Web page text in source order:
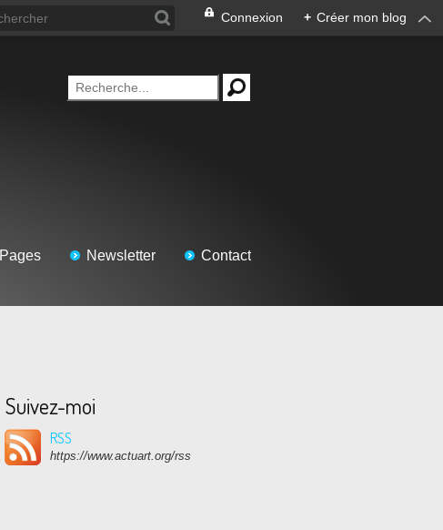
Connexion + Créer mon blog
Pages Newsletter Contact
Suivez-moi
RSS
https://www.actuart.org/rss